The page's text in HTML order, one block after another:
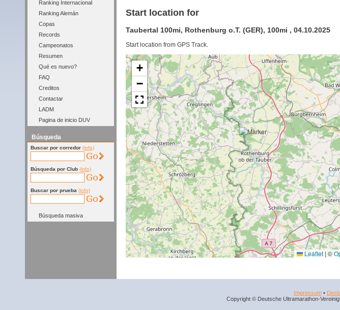
Ranking Internacional
Ranking Alemán
Copas
Records
Campeonatos
Resumen
Qué es nuevo?
FAQ
Creditos
Contactar
LADM
Pagina de inicio DUV
Búsqueda
Buscar por corredor (info)
Búsqueda por Club (info)
Buscar por prueba (info)
Búsqueda masiva
Start location for
Taubertal 100mi, Rothenburg o.T. (GER), 100mi , 04.10.2025
Start location from GPS Track.
+
−
Leaflet | ©
Impressum•
Copyright © Deutsche Ultramarathon-